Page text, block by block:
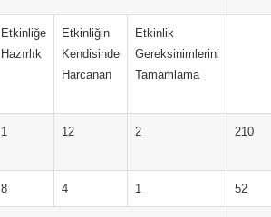
Etkinliğe
Hazırlık
Etkinliğin
Kendisinde
Harcanan
Etkinlik
Gereksinimlerini
Tamamlama
1 12 2 210
8 4 1 52